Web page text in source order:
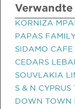
KORNIZA
PAPAS
SIDAMO CAFE
CEDARS
SOUVLAKIA
S & N CYPRUS
DOWN TOWN